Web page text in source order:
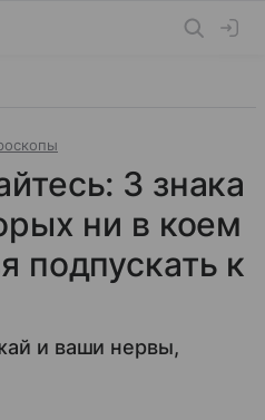
3 знака
ни в коем
подпускать к
и ваши нервы,